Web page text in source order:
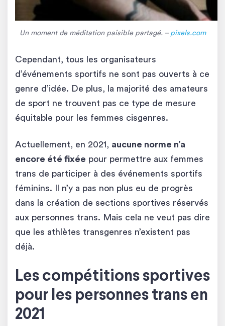
Un moment de méditation paisible partagé. – pixels.com
Cependant, tous les organisateurs
d’événements sportifs ne sont pas ouverts à ce
genre d’idée. De plus, la majorité des amateurs
de sport ne trouvent pas ce type de mesure
équitable pour les femmes cisgenres.
Actuellement, en 2021, aucune norme n’a
encore été fixée pour permettre aux femmes
trans de participer à des événements sportifs
féminins. Il n’y a pas non plus eu de progrès
dans la création de sections sportives réservés
aux personnes trans. Mais cela ne veut pas dire
que les athlètes transgenres n’existent pas
déjà.
Les compétitions sportives
pour les personnes trans en
2021